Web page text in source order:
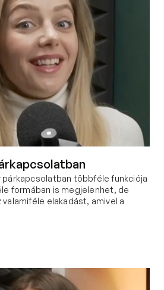
párkapcsolatban többféle funkciója
formában is megjelenhet, de
elakadást, amivel a